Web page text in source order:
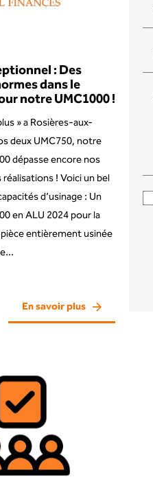
: Des
dans le
notre UMC1000 !
» a Rosières-aux-
deux UMC750, notre
dépasse encore nos
! Voici un bel
d’usinage : Un
en ALU 2024 pour la
entièrement usinée
En savoir plus